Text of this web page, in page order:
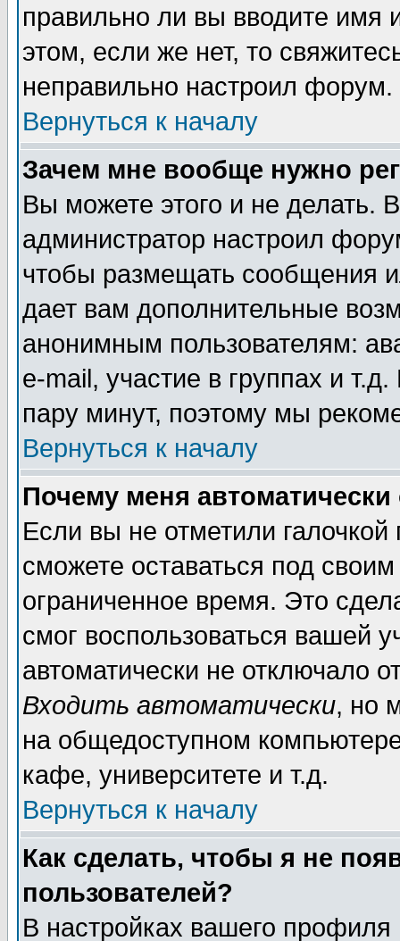
правильно ли вы вводите
этом, если же нет, то
неправильно настроил форум.
Вернуться к началу
Зачем мне вообще нужно
Вы можете этого и не делать.
администратор настроил
чтобы размещать сообщения
дает вам дополнительные
анонимным пользователям:
e-mail, участие в группах и
пару минут, поэтому мы
Вернуться к началу
Почему меня автоматически
Если вы не отметили галочкой
сможете оставаться под
ограниченное время. Это
смог воспользоваться вашей
автоматически не отключало
Входить автоматически, но
на общедоступном
кафе, университете и т.д.
Вернуться к началу
Как сделать, чтобы я не
пользователей?
В настройках вашего